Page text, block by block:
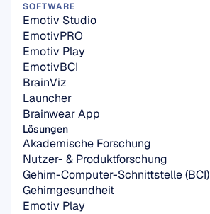
Lösungen
Akademische Forschung
Nutzer- & Produktforschung
Gehirn-Computer-Schnittstelle (BCI)
Gehirngesundheit
Emotiv Play
SOFTWARE
Emotiv Studio
EmotivPRO
Emotiv Play
EmotivBCI
BrainViz
Launcher
Brainwear App